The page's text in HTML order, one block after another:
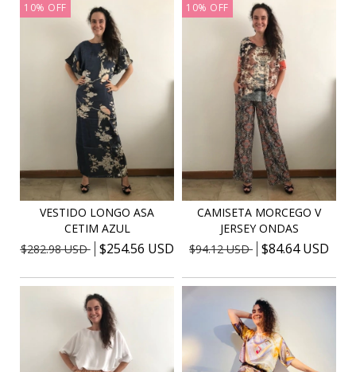
10% OFF
VESTIDO LONGO ASA
CETIM AZUL
$282.98 USD
$254.56 USD
10% OFF
CAMISETA MORCEGO V
JERSEY ONDAS
$94.12 USD $84.64 USD